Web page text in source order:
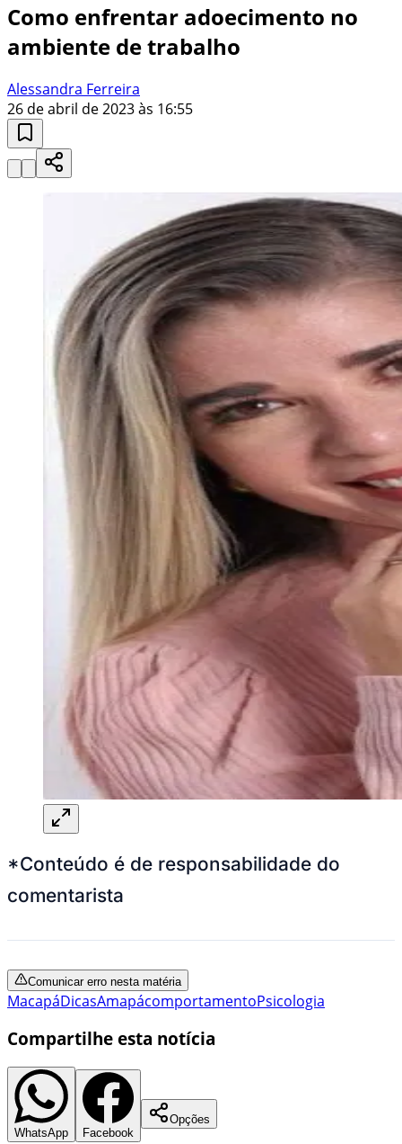
Como enfrentar adoecimento no
ambiente de trabalho
Alessandra Ferreira
26 de abril de 2023 às 16:55
*Conteúdo é de responsabilidade do
comentarista
Comunicar erro nesta matéria
MacapáDicasAmapácomportamentoPsicologia
Compartilhe esta notícia
WhatsApp Facebook
Opções